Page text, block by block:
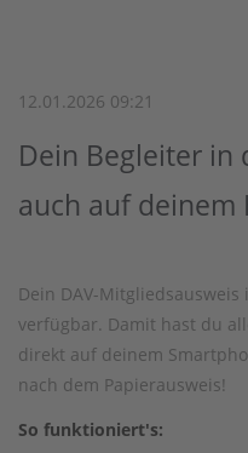
12.01.2026 09:21
Dein Begleiter in
auch auf deinem
Dein DAV-
verfügbar. Damit hast du
direkt auf deinem
nach dem Papierausweis!
So funktioniert's: